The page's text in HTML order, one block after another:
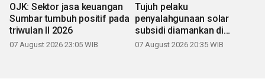
OJK: Sektor jasa keuangan
Sumbar tumbuh positif pada
triwulan II 2026
07 August 2026 23:05 WIB
Tujuh pelaku
penyalahgunaan solar
subsidi diamankan di
Sumbar
07 August 2026 20:35 WIB